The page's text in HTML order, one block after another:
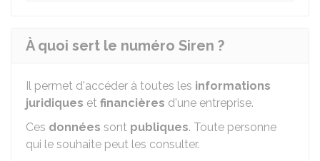
À quoi sert le numéro Siren ?
Il permet d'accéder à toutes les informations
juridiques et financières d'une entreprise.
Ces données sont publiques. Toute personne
qui le souhaite peut les consulter.